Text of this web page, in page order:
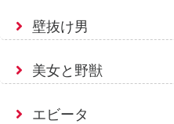
壁抜け男
美女と野獣
エビータ